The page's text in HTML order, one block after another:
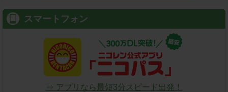
スマートフォン
⇒ アプリなら最短3分スピード出発！